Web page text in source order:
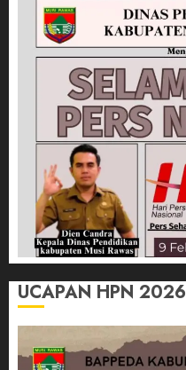
UCAPAN HPN 2026